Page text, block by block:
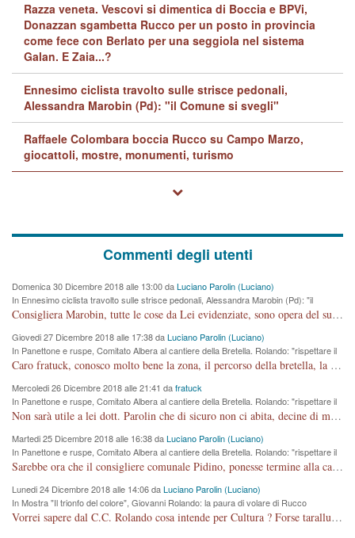
Razza veneta. Vescovi si dimentica di Boccia e BPVi,
Donazzan sgambetta Rucco per un posto in provincia
come fece con Berlato per una seggiola nel sistema
Galan. E Zaia...?
Ennesimo ciclista travolto sulle strisce pedonali,
Alessandra Marobin (Pd): "il Comune si svegli"
Raffaele Colombara boccia Rucco su Campo Marzo,
giocattoli, mostre, monumenti, turismo
Commenti degli utenti
Domenica 30 Dicembre 2018 alle 13:00 daLuciano Parolin (Luciano)
In Ennesimo ciclista travolto sulle strisce pedonali, Alessandra Marobin (Pd): "il
Comune si svegli"
Consigliera Marobin, tutte le cose da Lei evidenziate, sono opera del suo ex Assessore e compagno di Partito Antonio Marco Dalla Pozza Assessore alla "progettazione" di piste ciclabili e altre porcherie. A lui manderei il conto da saldare per incidenti e danni alle persone. E' ora che "finiamola." Avete perso rassegnatevi. qui IL SINDACO RUCCO NON C'ENTRA PER NIENTE. CAPITO!!!!!!!! Amen.
Giovedi 27 Dicembre 2018 alle 17:38 daLuciano Parolin (Luciano)
In Panettone e ruspe, Comitato Albera al cantiere della Bretella. Rolando: "rispettare il
cronoprogramma"
Caro fratuck, conosco molto bene la zona, il percorso della bretella, la situazione dei cittadini, abito in Viale Trento. A partire dal 2003 ho partecipato al Comitato di Maddalene pro bretella, e a riunioni propositive per apportare modifiche al progetto. Numerose mie foto del territorio sono arrivate a Roma, altri miei interventi (non graditi dalla Sx) sono stati pubblicati dal GdV, assieme ad altri come Ciro Asproso, ora favorevole alla bretella. Ho partecipato alla raccolta firme per la chiusura della strada x 5 giorni eseguita dal Sindaco Hullwech per sforamento 180 Micro/g. Pertanto come impegno per la tematica sono apposto con la coscienza. Ora il Progetto è partito, fine! Voglio dire che la nuova Giunta "comunale" non c'entra più. L'opera sarà "malauguratamente" eseguita, ma non con il mio placet. Il Consigliere Comunale dovrebbe capire che la campagna elettorale è finita, con buona pace di tutti. Quello che invece dovrebbe interessare è la proprietà della strada, dall'uscita autostradale Ovest, sino alla Rotatoria dell'Albara, vi sono tre possessori: Autostrade SpA; La Provincia, il Comune. Come la mettiamo per il futuro ? I costi, da 50 sono saliti a 100 milioni di € come dire 20 milioni a KM (!) da non credere. Comunque si farà. Ma nessuno canti Vittoria, anzi meglio non farne un ulteriore fatto "partitico" per questioni elettorali o di seggio. Se mi manda la sua mail, sono disponibile ad inviare i documenti e le foto sopra descritte. Con ossequi, Luciano Parolin
Mercoledi 26 Dicembre 2018 alle 21:41 dafratuck
In Panettone e ruspe, Comitato Albera al cantiere della Bretella. Rolando: "rispettare il
cronoprogramma"
Non sarà utile a lei dott. Parolin che di sicuro non ci abita, decine di migliaia di TIR, automobili e padroncini che passano quotidianamente per una strada appena rotabile, non è più possibile stendere i panni, attraversare la strada senza rischiare la morte, le case stanno crepando, i tempi sono cambiati e la bretella non passerà assolutamente per maddalene (ma cosa sta a dire?!), dia invece responsabilità a chi ha costruito tagliando la strada che doveva invece terminare a isola vicentina e non al moracchino lasciando Motta di Costabissara ancora in panne di traffico. I tempi sono cambiati dottore e se l'anagrafe della vita stagna nell'essere umano impressioni conservatrici, la società non le considera perchè va avanti, si industrializza e ha bisogno di infrastrutture e di sviluppo. Ultima considerazione, se è geloso di Rolando perchè vede in lui solo campagne politiche mentre si difendono i SOLI diritti dei cittadini, la preghiamo faccia considerazioni più appropriate. Saluti e complimenti per i suoi scritti.
Martedi 25 Dicembre 2018 alle 16:38 daLuciano Parolin (Luciano)
In Panettone e ruspe, Comitato Albera al cantiere della Bretella. Rolando: "rispettare il
cronoprogramma"
Sarebbe ora che il consigliere comunale Pidino, ponesse termine alla campagna elettorale nel territorio del suo seggio Villaggio del Sole. La tiraca è iniziata, distruggerà 6 km di prateria ovest della città, ricca di fonti e sorgenti d'acqua. I cittadini di Maddalene non avranno più Pace la notte. Molta colpa per la costruzione di questa Strada è proprio del signor Rolando,dei suoi gazebo mobili e che vuol far passare questa opera VANDALICA come progetto "utile" a chi ? Non è cosa seria sig. Rolando!
Lunedi 24 Dicembre 2018 alle 14:06 daLuciano Parolin (Luciano)
In Mostra "Il trionfo del colore", Giovanni Rolando: la paura di volare di Rucco
Vorrei sapere dal C.C. Rolando cosa intende per Cultura ? Forse tarallucci, vino e sagre, o spaghetti tricolori del PD ? Il continuo (s)parlare della mostra a Palazzo Chiericati caro consigliere DANNEGGIA FORTEMENTE l'immagine della città TUTTA e fa deviare i consensi che in RUSSIA (badi bene ex U.R.S.S.) sono ECCELLENTI. A livello artistico l'evento è di alta Valenza culturale, COMPITO di Tutta la Cittadinanza fare il possibile per propagandare l'iniziativa senza farne UN CASO PARTITICO come fa Lei da sempre. Meno Gazebo + Partecipazione! E così sia. Amen.